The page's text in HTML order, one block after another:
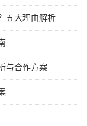
五大理由解析
与合作方案